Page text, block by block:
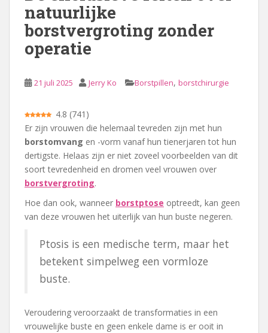
natuurlijke
borstvergroting zonder
operatie
21 juli 2025 Jerry Ko Borstpillen, borstchirurgie
4.8 (741 )
Er zijn vrouwen die helemaal tevreden zijn met hun
borstomvang en -vorm vanaf hun tienerjaren tot hun
dertigste. Helaas zijn er niet zoveel voorbeelden van dit
soort tevredenheid en dromen veel vrouwen over
borstvergroting.
Hoe dan ook, wanneer borstptose optreedt, kan geen
van deze vrouwen het uiterlijk van hun buste negeren.
Ptosis is een medische term, maar het
betekent simpelweg een vormloze
buste.
Veroudering veroorzaakt de transformaties in een
vrouwelijke buste en geen enkele dame is er ooit in